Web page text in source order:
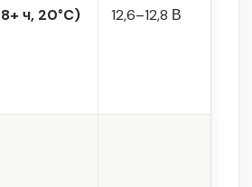
ч, 20°C) 12,6–12,8 В